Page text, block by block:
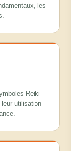
les
Reiki
leur utilisation